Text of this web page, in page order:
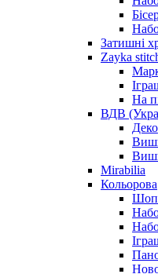
Затишні
Zayka
На
ВДВ
Mirabilia
Кольорова